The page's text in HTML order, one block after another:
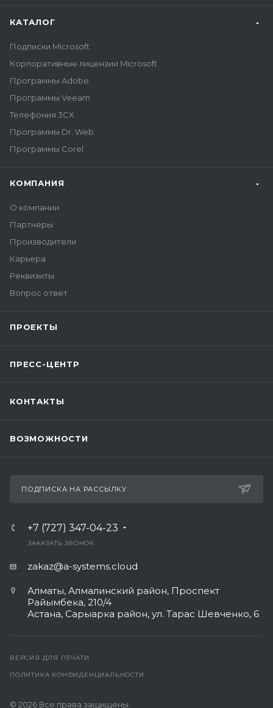
КАТАЛОГ
Подписки Microsoft
Корпоративные лицензии Microsoft
Программы Adobe
Программы Veeam
Телефония 3CX
Программы Dr. Web
Программы Corel
КОМПАНИЯ
О компании
Партнеры
Производители
Карьера
Реквизиты
Вопрос ответ
ПРОЕКТЫ
ПРЕСС-ЦЕНТР
КОНТАКТЫ
ВОЗМОЖНОСТИ
ПОДПИСКА НА РАССЫЛКУ
+7 (727) 347-04-23
ЗАКАЗАТЬ ЗВОНОК
zakaz@a-systems.cloud
Алматы, ​Алмалинский район, Проспект
Райымбека, 210/4
Астана, Сарыарка район, ул. Тарас Шевченко, 6​
ВЕРСИЯ ДЛЯ ПЕЧАТИ
ПОЛИТИКА КОНФИДЕНЦИАЛЬНОСТИ
© 2026 Все права защищены.